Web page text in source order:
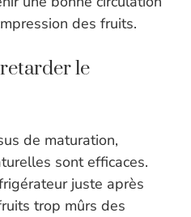
des fruits.
le
de maturation,
sont efficaces.
juste après
trop mûrs des